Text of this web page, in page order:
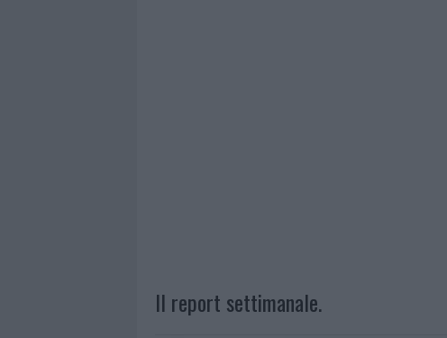
Il report settimanale.